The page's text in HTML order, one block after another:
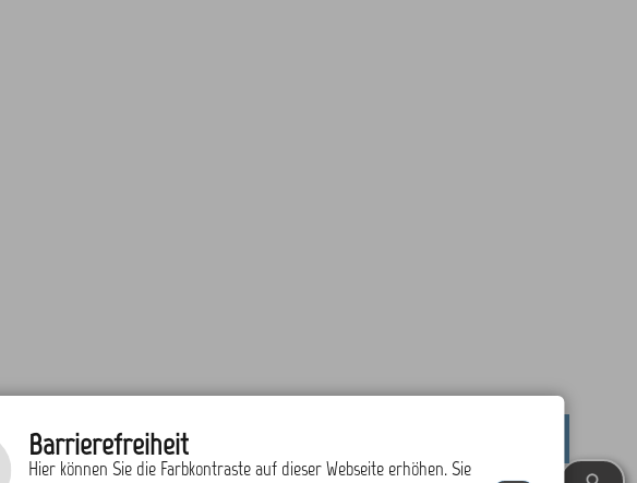
Barrierefreiheit
Hier können Sie die Farbkontraste auf dieser Webseite erhöhen. Sie